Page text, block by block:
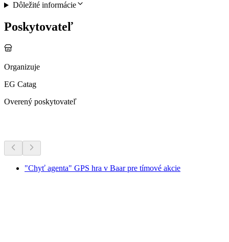
Dôležité informácie
Poskytovateľ
Organizuje
EG Catag
Overený poskytovateľ
"Chyť agenta" GPS hra v Baar pre tímové akcie